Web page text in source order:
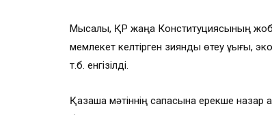
Мысалы, ҚР жаңа Конституциясының
мемлекет келтірген зиянды өтеу құқығы,
т.б. енгізілді.
Қазақша мәтіннің сапасына ерекше